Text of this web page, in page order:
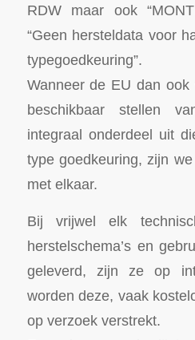
RDW maar ook
“Geen hersteldata voor
typegoedkeuring”.
Wanneer de EU dan
beschikbaar stellen
integraal onderdeel uit
type goedkeuring, zijn
met elkaar.
Bij vrijwel elk
herstelschema’s en
geleverd, zijn ze op
worden deze, vaak
op verzoek verstrekt.